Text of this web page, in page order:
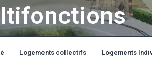
Logements collectifs Logements